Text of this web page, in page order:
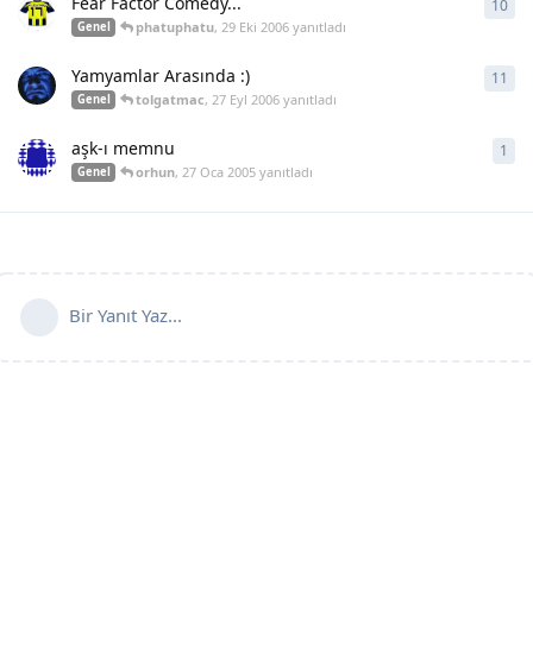
Genel phatuphatu,29 Eki 2006 yanıtladı
10
Yamyamlar Arasında :)
Genel tolgatmac,27 Eyl 2006 yanıtladı
11
aşk-ı memnu
Genel orhun,27 Oca 2005 yanıtladı
1
Bir Yanıt Yaz...